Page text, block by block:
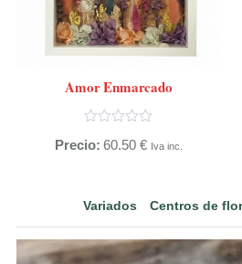
Amor Enmarcado
Precio: 60.50 € Iva inc.
Variados Centros de